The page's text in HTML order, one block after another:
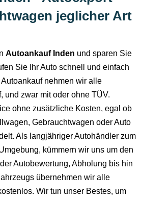
jeglicher Art
Autoankauf Inden und sparen Sie
Sie Ihr Auto schnell und einfach
nehmen wir alle
und zwar mit oder ohne TÜV.
ohne zusätzliche Kosten, egal ob
Gebrauchtwagen oder Auto
Als langjähriger Autohändler zum
kümmern wir uns um den
Autobewertung, Abholung bis hin
übernehmen wir alle
Wir tun unser Bestes, um